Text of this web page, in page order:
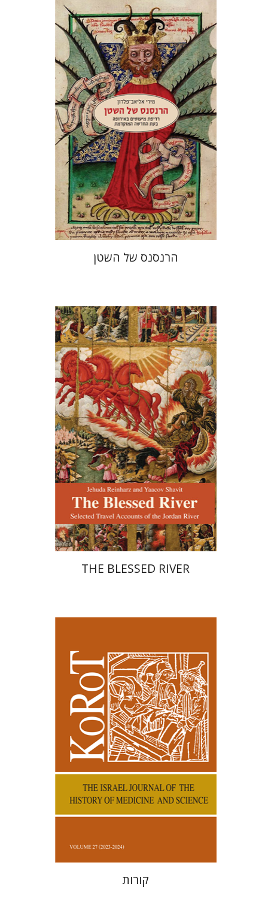
מירי אליאב-פלדון
הנחת אתר ספר מודפס
$35
$32
הרנסנס של השטן
יהודה ריינהרץ יעקב שביט
הנחת אתר ספר מודפס
$30
$27
THE BLESSED RIVER
קנת קולינס
הנחת אתר ספר מודפס
קורות